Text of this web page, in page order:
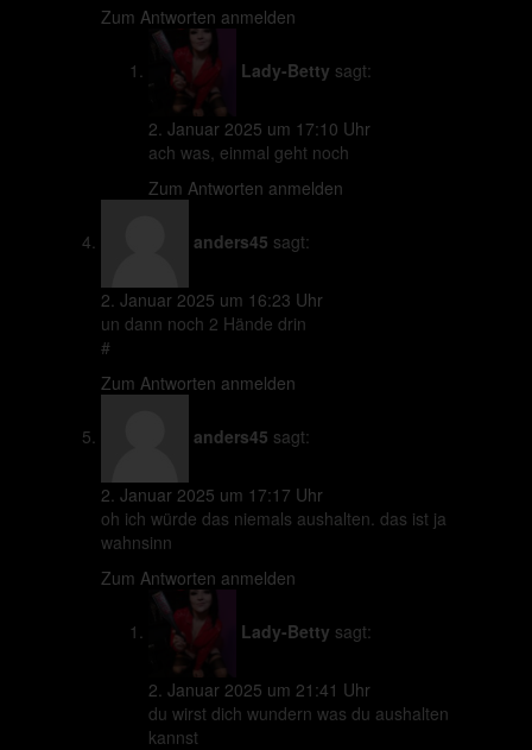
Zum Antworten anmelden
Lady-Betty sagt:
2. Januar 2025 um 17:10 Uhr
ach was, einmal geht noch
Zum Antworten anmelden
anders45 sagt:
2. Januar 2025 um 16:23 Uhr
un dann noch 2 Hände drin
#
Zum Antworten anmelden
anders45 sagt:
2. Januar 2025 um 17:17 Uhr
oh ich würde das niemals aushalten. das ist ja
wahnsinn
Zum Antworten anmelden
Lady-Betty sagt:
2. Januar 2025 um 21:41 Uhr
du wirst dich wundern was du aushalten
kannst